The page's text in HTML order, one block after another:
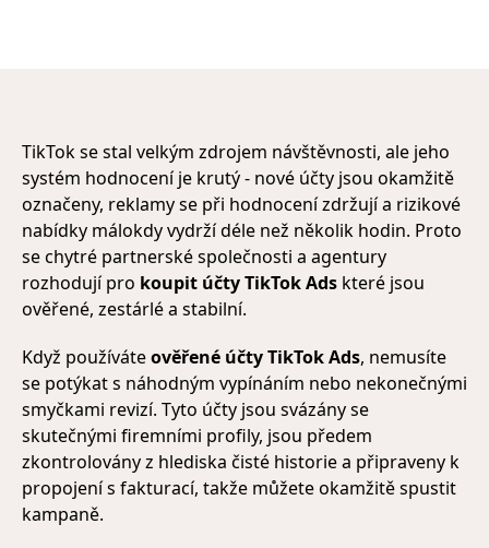
TikTok se stal velkým zdrojem návštěvnosti, ale jeho
systém hodnocení je krutý - nové účty jsou okamžitě
označeny, reklamy se při hodnocení zdržují a rizikové
nabídky málokdy vydrží déle než několik hodin. Proto
se chytré partnerské společnosti a agentury
rozhodují pro koupit účty TikTok Ads které jsou
ověřené, zestárlé a stabilní.
Když používáteověřené účty TikTok Ads, nemusíte
se potýkat s náhodným vypínáním nebo nekonečnými
smyčkami revizí. Tyto účty jsou svázány se
skutečnými firemními profily, jsou předem
zkontrolovány z hlediska čisté historie a připraveny k
propojení s fakturací, takže můžete okamžitě spustit
kampaně.